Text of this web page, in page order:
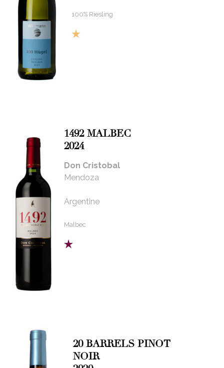
100% Riesling
1492 MALBEC
2024
Don Cristobal
Mendoza
Argentine
Malbec
20 BARRELS PINOT
NOIR